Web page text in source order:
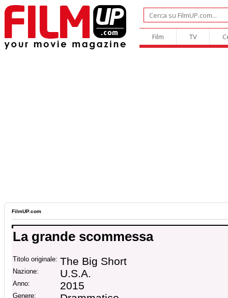
Film TV
FilmUP.com
La grande scommessa
Titolo originale: The Big Short
Nazione: U.S.A.
Anno: 2015
Genere: